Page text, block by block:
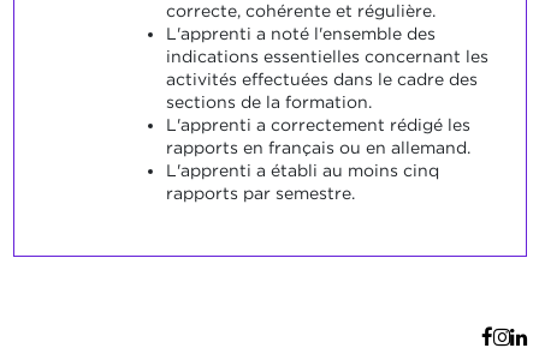
correcte, cohérente et régulière.
L'apprenti a noté l'ensemble des
indications essentielles concernant les
activités effectuées dans le cadre des
sections de la formation.
L'apprenti a correctement rédigé les
rapports en français ou en allemand.
L'apprenti a établi au moins cinq
rapports par semestre.